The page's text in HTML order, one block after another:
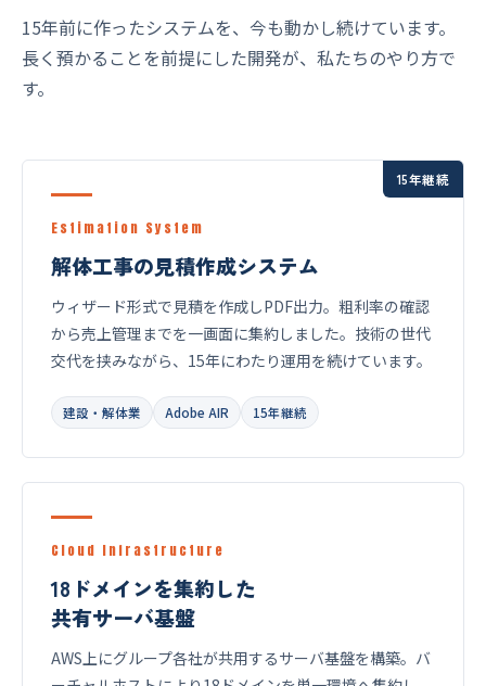
15年前に作ったシステムを、今も動かし続けています。
長く預かることを前提にした開発が、私たちのやり方で
す。
15年継続
Estimation System
解体工事の見積作成システム
ウィザード形式で見積を作成しPDF出力。粗利率の確認
から売上管理までを一画面に集約しました。技術の世代
交代を挟みながら、15年にわたり運用を続けています。
建設・解体業 Adobe AIR 15年継続
Cloud Infrastructure
18ドメインを集約した
共有サーバ基盤
AWS上にグループ各社が共用するサーバ基盤を構築。バ